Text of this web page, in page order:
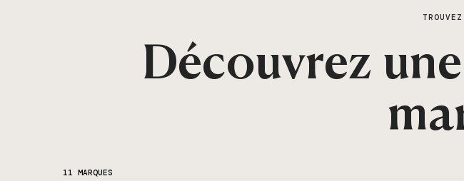
Découvrez
11 MARQUES